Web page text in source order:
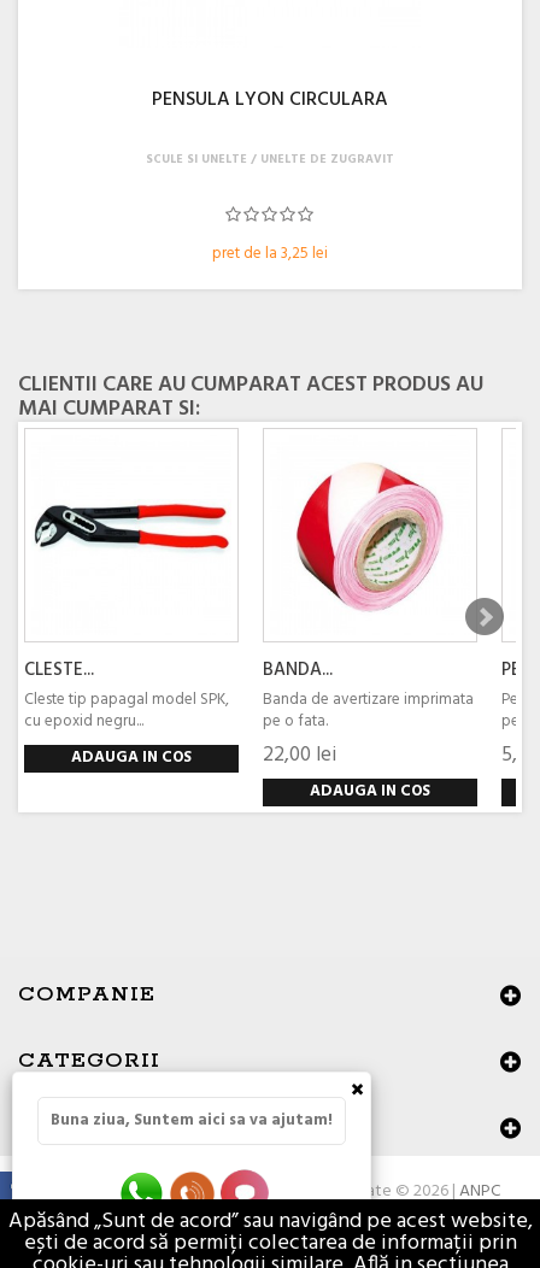
PENSULA LYON CIRCULARA
pret de la 3,25 lei
SCULE SI UNELTE UNELTE DE ZUGRAVIT
CLIENTII CARE AU CUMPARAT ACEST PRODUS AU
MAI CUMPARAT SI:
CLESTE...
Cleste tip papagal model SPK,
cu epoxid negru...
ADAUGA IN COS
BANDA...
Banda de avertizare imprimata
pe o fata.
22,00 lei
ADAUGA IN COS
COMPANIE
CATEGORII
DATE DE CONTACT
Toate drepturile rezervate © 2026 |ANPC
Apăsând „Sunt de acord” sau navigând pe acest website,
ești de acord să permiți colectarea de informații prin
×
Buna ziua, Suntem aici sa va ajutam!